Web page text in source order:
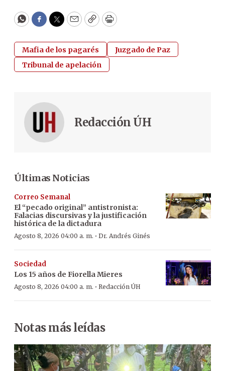
WhatsApp
Facebook
Twitter
EmailCopyPrint
Mafia de los pagarés
Juzgado de Paz
Tribunal de apelación
Redacción ÚH
Últimas Noticias
Correo Semanal
El “pecado original” antistronista:
Falacias discursivas y la justificación
histórica de la dictadura
Agosto 8, 2026 04:00 a. m. · Dr. Andrés Ginés
Sociedad
Los 15 años de Fiorella Mieres
Agosto 8, 2026 04:00 a. m. · Redacción ÚH
Notas más leídas